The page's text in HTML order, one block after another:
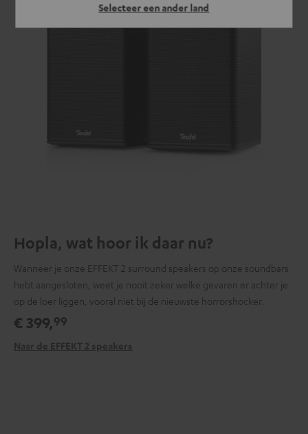
Selecteer een ander land
Hopla, wat hoor ik daar nu?
Wanneer je onze EFFEKT 2 surround speakers op onze soundbars
hebt aangesloten, weet je nooit zeker welke gevaren er achter je
op de loer liggen, vooral niet bij de nieuwste horrorshocker.
€ 399,99
Naar de EFFEKT 2 speakers